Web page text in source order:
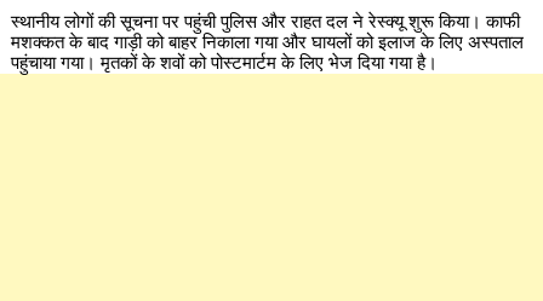
स्थानीय लोगों की सूचना पर पहुंची पुलिस और राहत दल ने रेस्क्यू शुरू किया। काफी
मशक्कत के बाद गाड़ी को बाहर निकाला गया और घायलों को इलाज के लिए अस्पताल
पहुंचाया गया। मृतकों के शवों को पोस्टमार्टम के लिए भेज दिया गया है।